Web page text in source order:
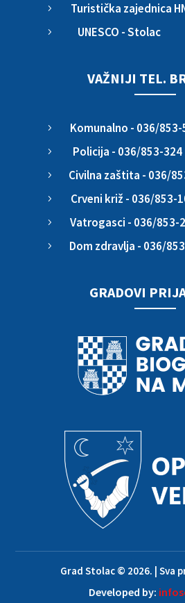
5 Turistička zajednica
5 UNESCO - Stolac
VAŽNIJI TEL.
5 Komunalno - 036/853-
5 Policija - 036/853-324
5 Civilna zaštita - 036/
5 Crveni križ - 036/853-
5 Vatrogasci - 036/853-
5 Dom zdravlja - 036/
GRADOVI
Grad Stolac © 2026. | Sva
Developed by: